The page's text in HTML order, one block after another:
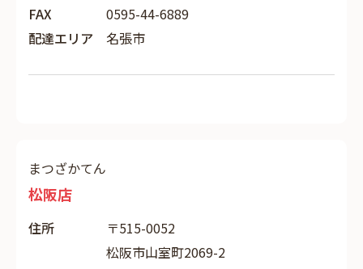
FAX
0595-44-6889
配達エリア
名張市
まつざかてん
松阪店
住所
〒515-0052
松阪市山室町2069-2